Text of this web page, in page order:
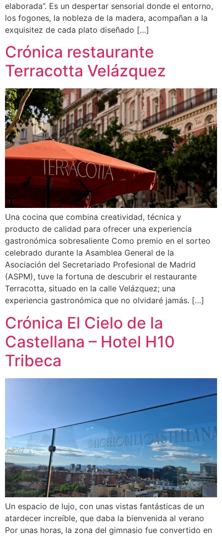
elaborada”. Es un despertar sensorial donde el entorno,
los fogones, la nobleza de la madera, acompañan a la
exquisitez de cada plato diseñado […]
Crónica restaurante
Terracotta Velázquez
Una cocina que combina creatividad, técnica y
producto de calidad para ofrecer una experiencia
gastronómica sobresaliente Como premio en el sorteo
celebrado durante la Asamblea General de la
Asociación del Secretariado Profesional de Madrid
(ASPM), tuve la fortuna de descubrir el restaurante
Terracotta, situado en la calle Velázquez; una
experiencia gastronómica que no olvidaré jamás. […]
Crónica El Cielo de la
Castellana – Hotel H10
Tribeca
Un espacio de lujo, con unas vistas fantásticas de un
atardecer increíble, que daba la bienvenida al verano
Por unas horas, la zona del gimnasio fue convertido en